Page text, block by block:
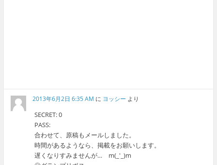
2013年6月2日 6:35 AM に ヨッシー より
SECRET: 0
PASS:
合わせて、原稿もメールしました。
時間があるようなら、掲載をお願いします。
遅くなりすみませんが… m(_'_)m